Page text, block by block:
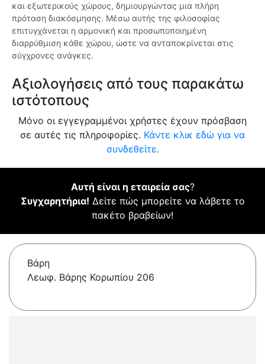
και εξωτερικούς χώρους, δημιουργώντας μια πλήρη
πρόταση διακόσμησης. Μέσω αυτής της φιλοσοφίας
επιτυγχάνεται η αρμονική και προσωποποιημένη
διαρρύθμιση κάθε χώρου, ώστε να ανταποκρίνεται στις
σύγχρονες ανάγκες.
Αξιολογήσεις από τους παρακάτω
ιστότοπους
Μόνο οι εγγεγραμμένοι χρήστες έχουν πρόσβαση
σε αυτές τις πληροφορίες. Κάντε κλικ εδώ για να
συνδεθείτε.
Αυτή είναι η εταιρεία σας?
Συγχαρητήρια! Δείτε πώς μπορείτε να λάβετε το
πακέτο βραβείων!
Βάρη
Λεωφ. Βάρης Κορωπίου 206